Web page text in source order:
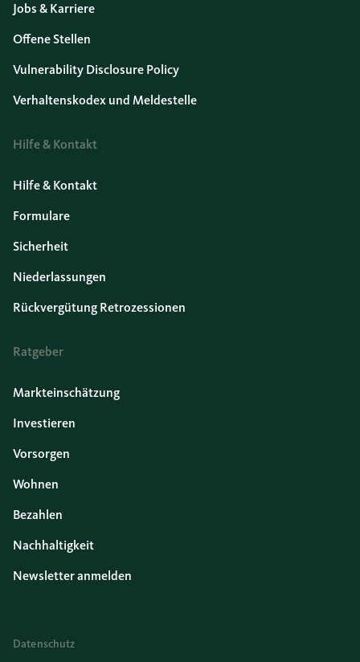
Jobs & Karriere
Offene Stellen
Vulnerability Disclosure Policy
Verhaltenskodex und Meldestelle
Hilfe & Kontakt
Hilfe & Kontakt
Formulare
Sicherheit
Niederlassungen
Rückvergütung Retrozessionen
Ratgeber
Markteinschätzung
Investieren
Vorsorgen
Wohnen
Bezahlen
Nachhaltigkeit
Newsletter anmelden
Datenschutz